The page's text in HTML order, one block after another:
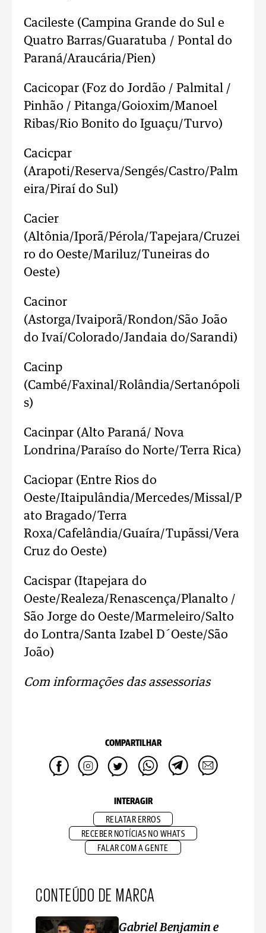
Cacileste (Campina Grande do Sul e
Quatro Barras/Guaratuba / Pontal do
Paraná/Araucária/Pien)
Cacicopar (Foz do Jordão / Palmital /
Pinhão / Pitanga/Goioxim/Manoel
Ribas/Rio Bonito do Iguaçu/Turvo)
Cacicpar
(Arapoti/Reserva/Sengés/Castro/Palm
eira/Piraí do Sul)
Cacier
(Altônia/Iporã/Pérola/Tapejara/Cruzei
ro do Oeste/Mariluz/Tuneiras do
Oeste)
Cacinor
(Astorga/Ivaiporã/Rondon/São João
do Ivaí/Colorado/Jandaia do/Sarandi)
Cacinp
(Cambé/Faxinal/Rolândia/Sertanópoli
s)
Cacinpar (Alto Paraná/ Nova
Londrina/Paraíso do Norte/Terra Rica)
Caciopar (Entre Rios do
Oeste/Itaipulândia/Mercedes/Missal/P
ato Bragado/Terra
Roxa/Cafelândia/Guaíra/Tupãssi/Vera
Cruz do Oeste)
Cacispar (Itapejara do
Oeste/Realeza/Renascença/Planalto /
São Jorge do Oeste/Marmeleiro/Salto
do Lontra/Santa Izabel D´Oeste/São
João)
Com informações das assessorias
COMPARTILHAR
INTERAGIR
RELATAR ERROS
RECEBER NOTÍCIAS NO WHATS
FALAR COM A GENTE
CONTEÚDO DE MARCA
Gabriel Benjamin e